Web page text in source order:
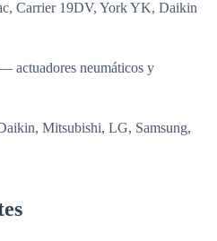
Carrier 19DV, York YK, Daikin
actuadores neumáticos y
Mitsubishi, LG, Samsung,